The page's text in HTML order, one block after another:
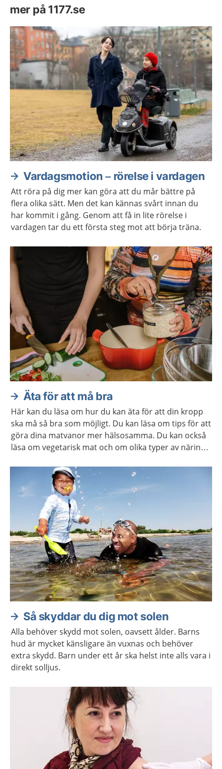
mer på 1177.se
Vardagsmotion – rörelse i vardagen
Att röra på dig mer kan göra att du mår bättre på
flera olika sätt. Men det kan kännas svårt innan du
har kommit i gång. Genom att få in lite rörelse i
vardagen tar du ett första steg mot att börja träna.
Äta för att må bra
Här kan du läsa om hur du kan äta för att din kropp
ska må så bra som möjligt. Du kan läsa om tips för att
göra dina matvanor mer hälsosamma. Du kan också
läsa om vegetarisk mat och om olika typer av näring
Så skyddar du dig mot solen
Alla behöver skydd mot solen, oavsett ålder. Barns
hud är mycket känsligare än vuxnas och behöver
extra skydd. Barn under ett år ska helst inte alls vara i
direkt solljus.